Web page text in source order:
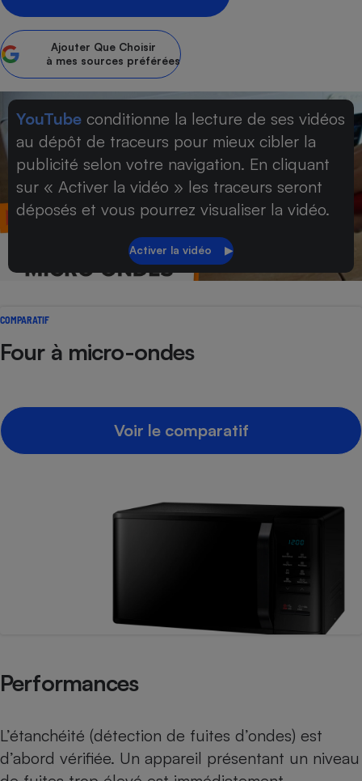
Ajouter Que Choisir
à mes sources préférées
YouTube conditionne la lecture de ses vidéos
au dépôt de traceurs pour mieux cibler la
publicité selon votre navigation. En cliquant
sur « Activer la vidéo » les traceurs seront
déposés et vous pourrez visualiser la vidéo.
COMPARATIF
Four à micro-ondes
Voir le comparatif
Performances
L’étanchéité (détection de fuites d’ondes) est
d’abord vérifiée. Un appareil présentant un niveau
Banque
Lave-linge
Téléviseur
Téléphone mobile -
Antivirus
Ventilateur
Antimoustique